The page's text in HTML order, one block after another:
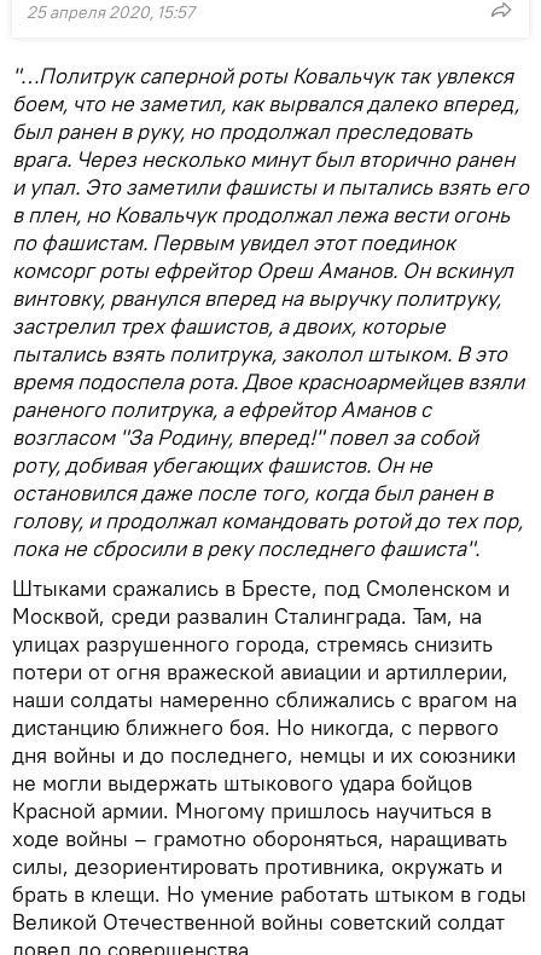
25 апреля 2020, 15:57
"…Политрук саперной роты Ковальчук так увлекся
боем, что не заметил, как вырвался далеко вперед,
был ранен в руку, но продолжал преследовать
врага. Через несколько минут был вторично ранен
и упал. Это заметили фашисты и пытались взять его
в плен, но Ковальчук продолжал лежа вести огонь
по фашистам. Первым увидел этот поединок
комсорг роты ефрейтор Ореш Аманов. Он вскинул
винтовку, рванулся вперед на выручку политруку,
застрелил трех фашистов, а двоих, которые
пытались взять политрука, заколол штыком. В это
время подоспела рота. Двое красноармейцев взяли
раненого политрука, а ефрейтор Аманов с
возгласом "За Родину, вперед!" повел за собой
роту, добивая убегающих фашистов. Он не
остановился даже после того, когда был ранен в
голову, и продолжал командовать ротой до тех пор,
пока не сбросили в реку последнего фашиста".
Штыками сражались в Бресте, под Смоленском и
Москвой, среди развалин Сталинграда. Там, на
улицах разрушенного города, стремясь снизить
потери от огня вражеской авиации и артиллерии,
наши солдаты намеренно сближались с врагом на
дистанцию ближнего боя. Но никогда, с первого
дня войны и до последнего, немцы и их союзники
не могли выдержать штыкового удара бойцов
Красной армии. Многому пришлось научиться в
ходе войны – грамотно обороняться, наращивать
силы, дезориентировать противника, окружать и
брать в клещи. Но умение работать штыком в годы
Великой Отечественной войны советский солдат